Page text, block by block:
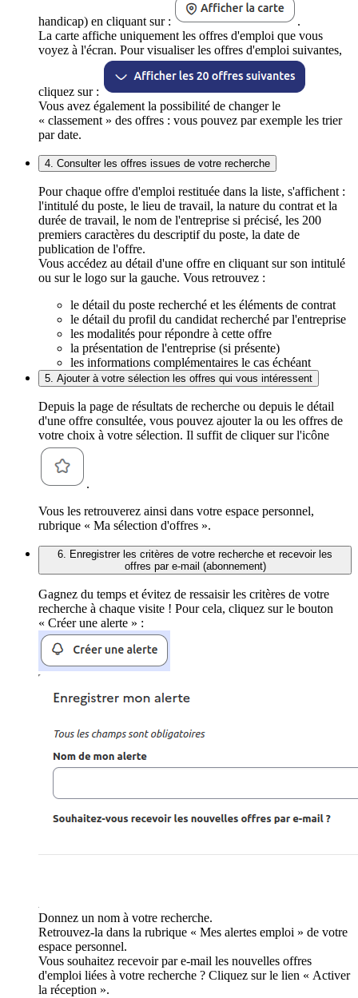
handicap) en cliquant sur :
.
La carte affiche uniquement les offres d'emploi que vous
voyez à l'écran. Pour visualiser les offres d'emploi suivantes,
cliquez sur :
Vous avez également la possibilité de changer le
« classement » des offres : vous pouvez par exemple les trier
par date.
4. Consulter les offres issues de votre recherche
Pour chaque offre d'emploi restituée dans la liste, s'affichent :
l'intitulé du poste, le lieu de travail, la nature du contrat et la
durée de travail, le nom de l'entreprise si précisé, les 200
premiers caractères du descriptif du poste, la date de
publication de l'offre.
Vous accédez au détail d'une offre en cliquant sur son intitulé
ou sur le logo sur la gauche. Vous retrouvez :
le détail du poste recherché et les éléments de contrat
le détail du profil du candidat recherché par l'entreprise
les modalités pour répondre à cette offre
la présentation de l'entreprise (si présente)
les informations complémentaires le cas échéant
5. Ajouter à votre sélection les offres qui vous intéressent
Depuis la page de résultats de recherche ou depuis le détail
d'une offre consultée, vous pouvez ajouter la ou les offres de
votre choix à votre sélection. Il suffit de cliquer sur l'icône
.
Vous les retrouverez ainsi dans votre espace personnel,
rubrique « Ma sélection d'offres ».
6. Enregistrer les critères de votre recherche et recevoir les
offres par e-mail (abonnement)
Gagnez du temps et évitez de ressaisir les critères de votre
recherche à chaque visite ! Pour cela, cliquez sur le bouton
« Créer une alerte » :
Donnez un nom à votre recherche.
Retrouvez-la dans la rubrique « Mes alertes emploi » de votre
espace personnel.
Vous souhaitez recevoir par e-mail les nouvelles offres
d'emploi liées à votre recherche ? Cliquez sur le lien « Activer
la réception ».